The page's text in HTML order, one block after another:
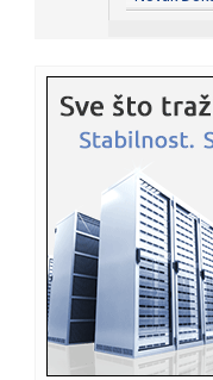
10:22:
eUpr...
10:21:
...
10:20:
to od...
10:19:Suša
rod ...
10:18:VIDEO: